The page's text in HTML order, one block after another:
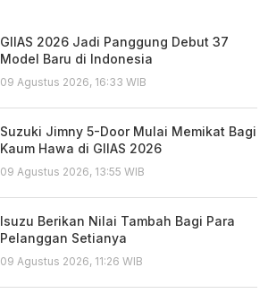
GIIAS 2026 Jadi Panggung Debut 37
Model Baru di Indonesia
09 Agustus 2026, 16:33 WIB
Suzuki Jimny 5-Door Mulai Memikat Bagi
Kaum Hawa di GIIAS 2026
09 Agustus 2026, 13:55 WIB
Isuzu Berikan Nilai Tambah Bagi Para
Pelanggan Setianya
09 Agustus 2026, 11:26 WIB